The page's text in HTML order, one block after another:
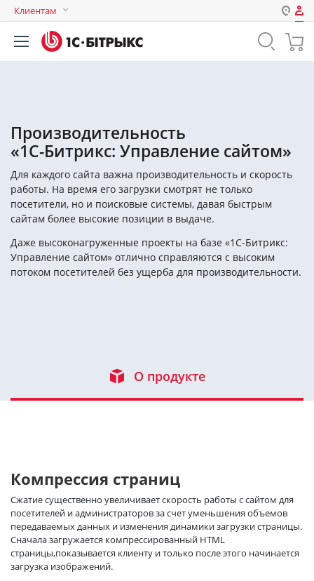
Клиентам
Авторизация
Пароль
Запомнить меня на этом
компьютере
Забыли свой пароль?
Производительность
«1С-Битрикс: Управление сайтом»
Для каждого сайта важна производительность и скорость
работы. На время его загрузки смотрят не только
посетители, но и поисковые системы, давая быстрым
сайтам более высокие позиции в выдаче.
Даже высоконагруженные проекты на базе «1С-Битрикс:
Управление сайтом» отлично справляются с высоким
потоком посетителей без ущерба для производительности.
О продукте
Компрессия страниц
Сжатие существенно увеличивает скорость работы с сайтом для
посетителей и администраторов за счет уменьшения объемов
передаваемых данных и изменения динамики загрузки страницы.
Сначала загружается компрессированный НТМL
страницы,показывается клиенту и только после этого начинается
загрузка изображений.